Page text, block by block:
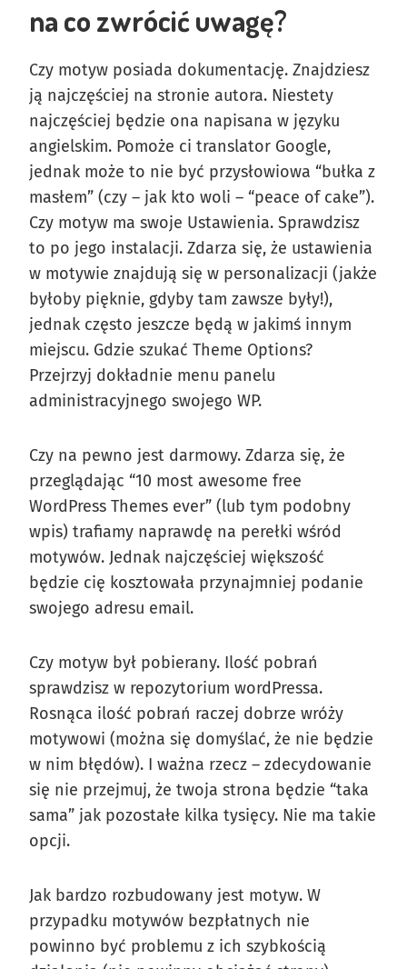
na co zwrócić uwagę?
Czy motyw posiada dokumentację. Znajdziesz
ją najczęściej na stronie autora. Niestety
najczęściej będzie ona napisana w języku
angielskim. Pomoże ci translator Google,
jednak może to nie być przysłowiowa “bułka z
masłem” (czy – jak kto woli – “peace of cake”).
Czy motyw ma swoje Ustawienia. Sprawdzisz
to po jego instalacji. Zdarza się, że ustawienia
w motywie znajdują się w personalizacji (jakże
byłoby pięknie, gdyby tam zawsze były!),
jednak często jeszcze będą w jakimś innym
miejscu. Gdzie szukać Theme Options?
Przejrzyj dokładnie menu panelu
administracyjnego swojego WP.
Czy na pewno jest darmowy. Zdarza się, że
przeglądając “10 most awesome free
WordPress Themes ever” (lub tym podobny
wpis) trafiamy naprawdę na perełki wśród
motywów. Jednak najczęściej większość
będzie cię kosztowała przynajmniej podanie
swojego adresu email.
Czy motyw był pobierany. Ilość pobrań
sprawdzisz w repozytorium wordPressa.
Rosnąca ilość pobrań raczej dobrze wróży
motywowi (można się domyślać, że nie będzie
w nim błędów). I ważna rzecz – zdecydowanie
się nie przejmuj, że twoja strona będzie “taka
sama” jak pozostałe kilka tysięcy. Nie ma takie
opcji.
Jak bardzo rozbudowany jest motyw. W
przypadku motywów bezpłatnych nie
powinno być problemu z ich szybkością